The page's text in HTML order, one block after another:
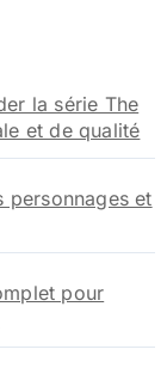
la série The
et de qualité
personnages et
pour